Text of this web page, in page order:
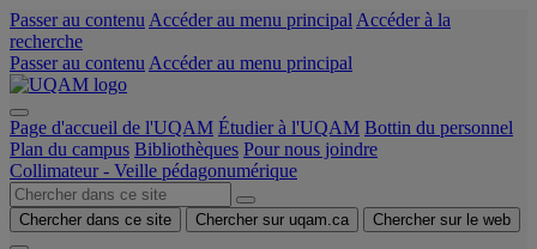
Passer au contenu Accéder au menu principal Accéder à la
recherche
Passer au contenu Accéder au menu principal
Page d'accueil de l'UQAM Étudier à l'UQAM Bottin du personnel
Plan du campus Bibliothèques Pour nous joindre
Collimateur - Veille pédagonumérique
Chercher dans ce site Chercher sur uqam.ca Chercher sur le web